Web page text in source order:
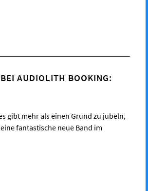
AUDIOLITH BOOKING:
gibt mehr als einen Grund zu jubeln,
fantastische neue Band im